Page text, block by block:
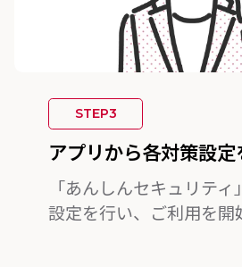
STEP3
アプリから各対策設定
「あんしんセキュリテ
設定を行い、ご利用を開